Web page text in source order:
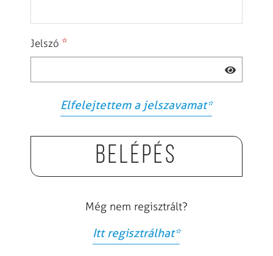
Jelszó *
Elfelejtettem a jelszavamat*
Belépés
Még nem regisztrált?
Itt regisztrálhat*